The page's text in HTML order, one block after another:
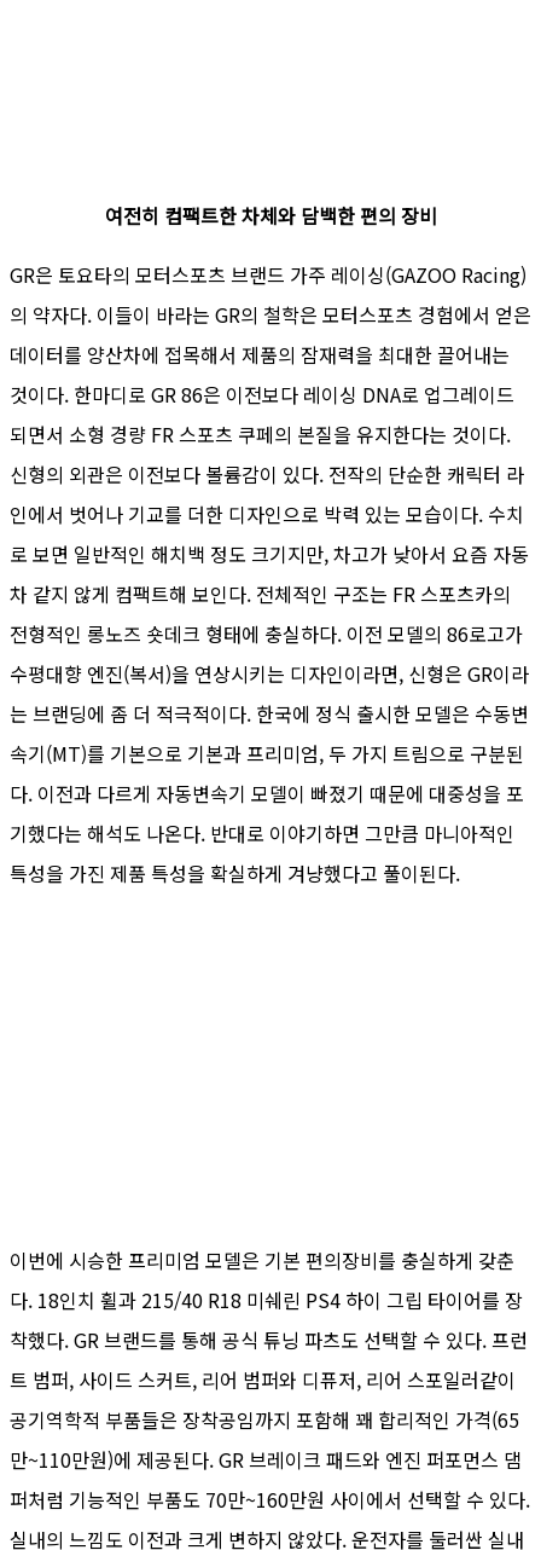
여전히 컴팩트한 차체와 담백한 편의 장비
GR은 토요타의 모터스포츠 브랜드 가주 레이싱(GAZOO Racing)
의 약자다. 이들이 바라는 GR의 철학은 모터스포츠 경험에서 얻은
데이터를 양산차에 접목해서 제품의 잠재력을 최대한 끌어내는
것이다. 한마디로 GR 86은 이전보다 레이싱 DNA로 업그레이드
되면서 소형 경량 FR 스포츠 쿠페의 본질을 유지한다는 것이다.
신형의 외관은 이전보다 볼륨감이 있다. 전작의 단순한 캐릭터 라
인에서 벗어나 기교를 더한 디자인으로 박력 있는 모습이다. 수치
로 보면 일반적인 해치백 정도 크기지만, 차고가 낮아서 요즘 자동
차 같지 않게 컴팩트해 보인다. 전체적인 구조는 FR 스포츠카의
전형적인 롱노즈 숏데크 형태에 충실하다. 이전 모델의 86로고가
수평대향 엔진(복서)을 연상시키는 디자인이라면, 신형은 GR이라
는 브랜딩에 좀 더 적극적이다. 한국에 정식 출시한 모델은 수동변
속기(MT)를 기본으로 기본과 프리미엄, 두 가지 트림으로 구분된
다. 이전과 다르게 자동변속기 모델이 빠졌기 때문에 대중성을 포
기했다는 해석도 나온다. 반대로 이야기하면 그만큼 마니아적인
특성을 가진 제품 특성을 확실하게 겨냥했다고 풀이된다.
이번에 시승한 프리미엄 모델은 기본 편의장비를 충실하게 갖춘
다. 18인치 휠과 215/40 R18 미쉐린 PS4 하이 그립 타이어를 장
착했다. GR 브랜드를 통해 공식 튜닝 파츠도 선택할 수 있다. 프런
트 범퍼, 사이드 스커트, 리어 범퍼와 디퓨저, 리어 스포일러같이
공기역학적 부품들은 장착공임까지 포함해 꽤 합리적인 가격(65
만~110만원)에 제공된다. GR 브레이크 패드와 엔진 퍼포먼스 댐
퍼처럼 기능적인 부품도 70만~160만원 사이에서 선택할 수 있다.
실내의 느낌도 이전과 크게 변하지 않았다. 운전자를 둘러싼 실내